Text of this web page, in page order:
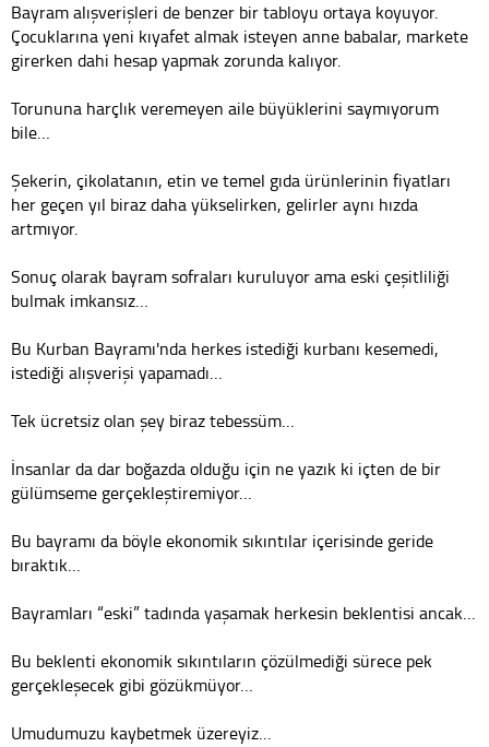
Bayram alışverişleri de benzer bir tabloyu ortaya koyuyor.
Çocuklarına yeni kıyafet almak isteyen anne babalar, markete
girerken dahi hesap yapmak zorunda kalıyor.
Torununa harçlık veremeyen aile büyüklerini saymıyorum
bile…
Şekerin, çikolatanın, etin ve temel gıda ürünlerinin fiyatları
her geçen yıl biraz daha yükselirken, gelirler aynı hızda
artmıyor.
Sonuç olarak bayram sofraları kuruluyor ama eski çeşitliliği
bulmak imkansız…
Bu Kurban Bayramı'nda herkes istediği kurbanı kesemedi,
istediği alışverişi yapamadı…
Tek ücretsiz olan şey biraz tebessüm…
İnsanlar da dar boğazda olduğu için ne yazık ki içten de bir
gülümseme gerçekleştiremiyor…
Bu bayramı da böyle ekonomik sıkıntılar içerisinde geride
bıraktık…
Bayramları “eski” tadında yaşamak herkesin beklentisi ancak…
Bu beklenti ekonomik sıkıntıların çözülmediği sürece pek
gerçekleşecek gibi gözükmüyor…
Umudumuzu kaybetmek üzereyiz…